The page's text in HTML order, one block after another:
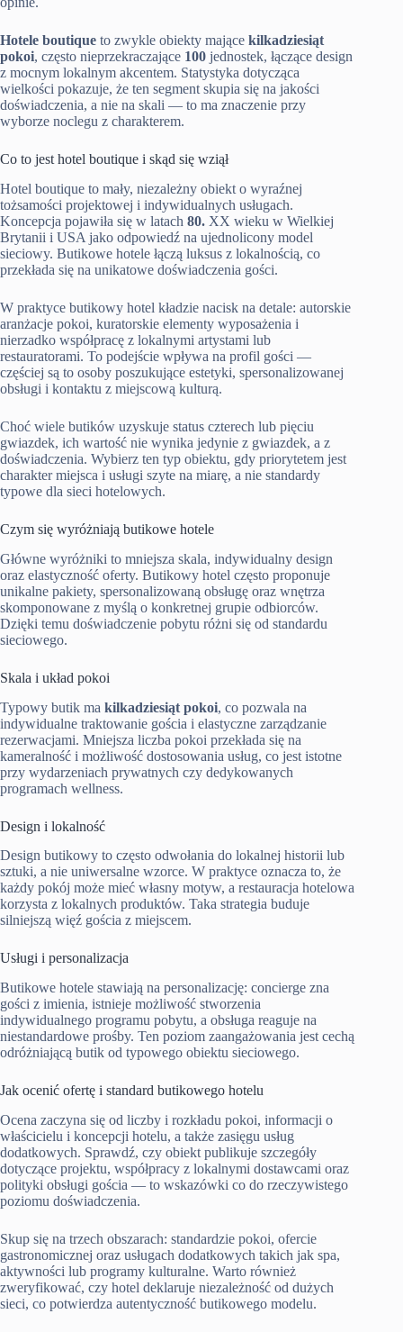
Hotele boutique to zwykle obiekty mające kilkadziesiąt
pokoi, często nieprzekraczające 100 jednostek, łączące design
z mocnym lokalnym akcentem. Statystyka dotycząca
wielkości pokazuje, że ten segment skupia się na jakości
doświadczenia, a nie na skali — to ma znaczenie przy
wyborze noclegu z charakterem.
Co to jest hotel boutique i skąd się wziął
Hotel boutique to mały, niezależny obiekt o wyraźnej
tożsamości projektowej i indywidualnych usługach.
Koncepcja pojawiła się w latach 80. XX wieku w Wielkiej
Brytanii i USA jako odpowiedź na ujednolicony model
sieciowy. Butikowe hotele łączą luksus z lokalnością, co
przekłada się na unikatowe doświadczenia gości.
W praktyce butikowy hotel kładzie nacisk na detale: autorskie
aranżacje pokoi, kuratorskie elementy wyposażenia i
nierzadko współpracę z lokalnymi artystami lub
restauratorami. To podejście wpływa na profil gości —
częściej są to osoby poszukujące estetyki, spersonalizowanej
obsługi i kontaktu z miejscową kulturą.
Choć wiele butików uzyskuje status czterech lub pięciu
gwiazdek, ich wartość nie wynika jedynie z gwiazdek, a z
doświadczenia. Wybierz ten typ obiektu, gdy priorytetem jest
charakter miejsca i usługi szyte na miarę, a nie standardy
typowe dla sieci hotelowych.
Czym się wyróżniają butikowe hotele
Główne wyróżniki to mniejsza skala, indywidualny design
oraz elastyczność oferty. Butikowy hotel często proponuje
unikalne pakiety, spersonalizowaną obsługę oraz wnętrza
skomponowane z myślą o konkretnej grupie odbiorców.
Dzięki temu doświadczenie pobytu różni się od standardu
sieciowego.
Skala i układ pokoi
Typowy butik ma kilkadziesiąt pokoi, co pozwala na
indywidualne traktowanie gościa i elastyczne zarządzanie
rezerwacjami. Mniejsza liczba pokoi przekłada się na
kameralność i możliwość dostosowania usług, co jest istotne
przy wydarzeniach prywatnych czy dedykowanych
programach wellness.
Design i lokalność
Design butikowy to często odwołania do lokalnej historii lub
sztuki, a nie uniwersalne wzorce. W praktyce oznacza to, że
każdy pokój może mieć własny motyw, a restauracja hotelowa
korzysta z lokalnych produktów. Taka strategia buduje
silniejszą więź gościa z miejscem.
Usługi i personalizacja
Butikowe hotele stawiają na personalizację: concierge zna
gości z imienia, istnieje możliwość stworzenia
indywidualnego programu pobytu, a obsługa reaguje na
niestandardowe prośby. Ten poziom zaangażowania jest cechą
odróżniającą butik od typowego obiektu sieciowego.
Jak ocenić ofertę i standard butikowego hotelu
Ocena zaczyna się od liczby i rozkładu pokoi, informacji o
właścicielu i koncepcji hotelu, a także zasięgu usług
dodatkowych. Sprawdź, czy obiekt publikuje szczegóły
dotyczące projektu, współpracy z lokalnymi dostawcami oraz
polityki obsługi gościa — to wskazówki co do rzeczywistego
poziomu doświadczenia.
Skup się na trzech obszarach: standardzie pokoi, ofercie
gastronomicznej oraz usługach dodatkowych takich jak spa,
aktywności lub programy kulturalne. Warto również
zweryfikować, czy hotel deklaruje niezależność od dużych
sieci, co potwierdza autentyczność butikowego modelu.